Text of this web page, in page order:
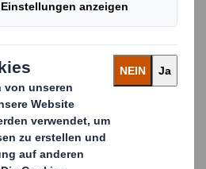
belegte ich vier Kurse, welche
Kursen entsprechen.
in englischer Sprache statt.
unterschied sich deutlich
So gab es Midterm und Final
und
eigneten sich
und andere Internationals